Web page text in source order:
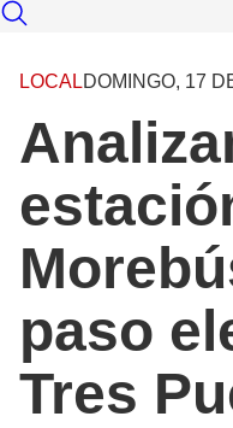
LOCALDOMINGO, 17
paso
Tres